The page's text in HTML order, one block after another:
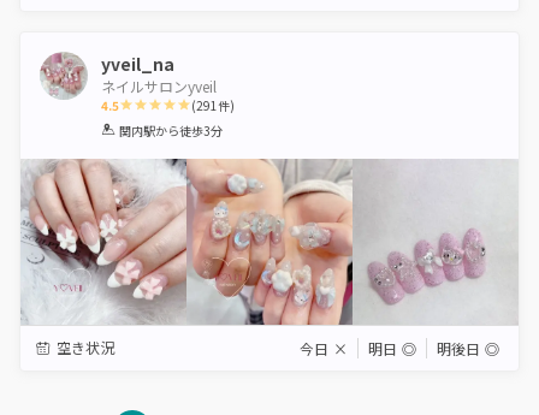
yveil_na
ネイルサロンyveil
4.5
1 2 3 4 5
(291件)
関内駅から徒歩3分
空き状況 今日 × 明日 ◎ 明後日 ◎